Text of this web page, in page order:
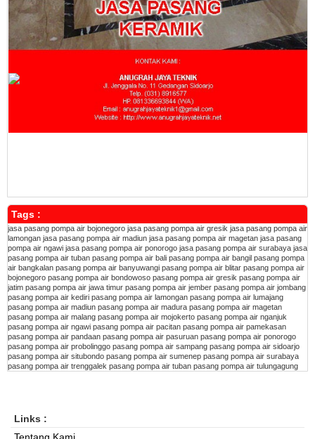
Tags :
jasa pasang pompa air bojonegoro jasa pasang pompa air gresik jasa pasang pompa air
lamongan jasa pasang pompa air madiun jasa pasang pompa air magetan jasa pasang
pompa air ngawi jasa pasang pompa air ponorogo jasa pasang pompa air surabaya jasa
pasang pompa air tuban pasang pompa air bali pasang pompa air bangil pasang pompa
air bangkalan pasang pompa air banyuwangi pasang pompa air blitar pasang pompa air
bojonegoro pasang pompa air bondowoso pasang pompa air gresik pasang pompa air
jatim pasang pompa air jawa timur pasang pompa air jember pasang pompa air jombang
pasang pompa air kediri pasang pompa air lamongan pasang pompa air lumajang
pasang pompa air madiun pasang pompa air madura pasang pompa air magetan
pasang pompa air malang pasang pompa air mojokerto pasang pompa air nganjuk
pasang pompa air ngawi pasang pompa air pacitan pasang pompa air pamekasan
pasang pompa air pandaan pasang pompa air pasuruan pasang pompa air ponorogo
pasang pompa air probolinggo pasang pompa air sampang pasang pompa air sidoarjo
pasang pompa air situbondo pasang pompa air sumenep pasang pompa air surabaya
pasang pompa air trenggalek pasang pompa air tuban pasang pompa air tulungagung
Links :